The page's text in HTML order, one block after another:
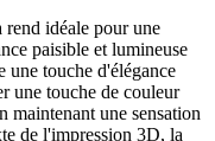
idéale pour une
paisible et lumineuse
une touche d'élégance
une touche de couleur
maintenant une sensation
de l'impression 3D, la